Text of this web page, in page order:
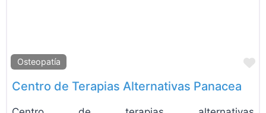
Osteopatía
Centro de Terapias Alternativas Panacea